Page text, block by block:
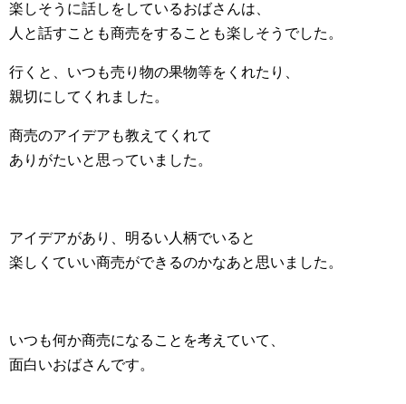
楽しそうに話しをしているおばさんは、
人と話すことも商売をすることも楽しそうでした。
行くと、いつも売り物の果物等をくれたり、
親切にしてくれました。
商売のアイデアも教えてくれて
ありがたいと思っていました。
アイデアがあり、明るい人柄でいると
楽しくていい商売ができるのかなあと思いました。
いつも何か商売になることを考えていて、
面白いおばさんです。